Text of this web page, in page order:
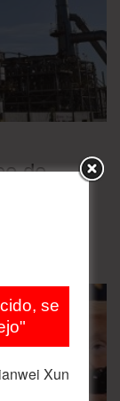
de
y
se
Xun